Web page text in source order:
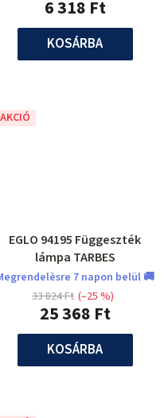
6 318 Ft
KOSÁRBA
AKCIÓ
EGLO 94195 Függeszték
lámpa TARBES
7 napon belül 🚚
25 368 Ft
33 824 Ft (–25 %)
KOSÁRBA